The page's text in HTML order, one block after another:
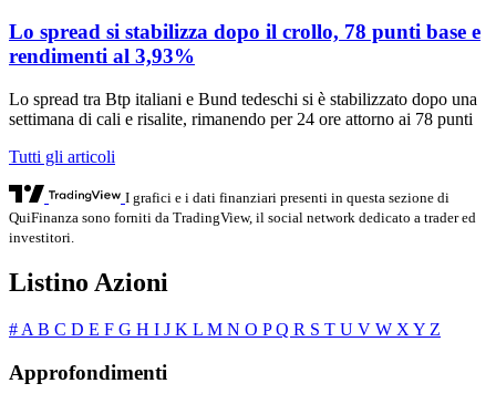
Lo spread si stabilizza dopo il crollo, 78 punti base e
rendimenti al 3,93%
Lo spread tra Btp italiani e Bund tedeschi si è stabilizzato dopo una
settimana di cali e risalite, rimanendo per 24 ore attorno ai 78 punti
Tutti gli articoli
I grafici e i dati finanziari presenti in questa sezione di
QuiFinanza sono forniti da TradingView, il social network dedicato a trader ed
investitori.
Listino Azioni
# A B C D E F G H I J K L M N O PQ R S T U V W X Y Z
Approfondimenti